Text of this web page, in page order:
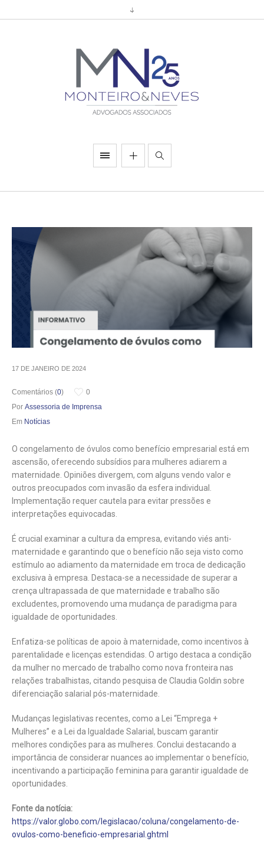
17 DE JANEIRO DE 2024
Comentários (0)
0
Por Assessoria de Imprensa
Em Notícias
O congelamento de óvulos como benefício empresarial está em
ascensão, oferecendo subsídios para mulheres adiarem a
maternidade. Opiniões divergem, com alguns vendo valor e
outros preocupados com invasão da esfera individual.
Implementação requer cautela para evitar pressões e
interpretações equivocadas.
É crucial examinar a cultura da empresa, evitando viés anti-
maternidade e garantindo que o benefício não seja visto como
estímulo ao adiamento da maternidade em troca de dedicação
exclusiva à empresa. Destaca-se a necessidade de superar a
crença ultrapassada de que maternidade e trabalho são
excludentes, promovendo uma mudança de paradigma para
igualdade de oportunidades.
Enfatiza-se políticas de apoio à maternidade, como incentivos à
parentalidade e licenças estendidas. O artigo destaca a condição
da mulher no mercado de trabalho como nova fronteira nas
relações trabalhistas, citando pesquisa de Claudia Goldin sobre
diferenciação salarial pós-maternidade.
Mudanças legislativas recentes, como a Lei “Emprega +
Mulheres” e a Lei da Igualdade Salarial, buscam garantir
melhores condições para as mulheres. Conclui destacando a
importância de considerar nuances ao implementar o benefício,
incentivando a participação feminina para garantir igualdade de
oportunidades.
Fonte da notícia:
https://valor.globo.com/legislacao/coluna/congelamento-de-
ovulos-como-beneficio-empresarial.ghtml